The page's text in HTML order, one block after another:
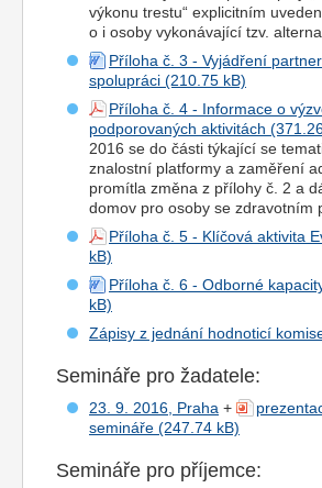
výkonu trestu“ explicitním
o i osoby vykonávající tzv.
Příloha č. 3 - Vyjádření
spolupráci
Příloha č. 4 - Informace o
podporovaných aktivitách
2016 se do části týkající se
znalostní platformy a zaměření
promítla změna z přílohy č. 2 a
domov pro osoby se zdravotním
Příloha č. 5 - Klíčová aktivita
Příloha č. 6 - Odborné
Zápisy z jednání hodnoticí
Semináře pro žadatele:
23. 9. 2016, Praha +
semináře
Semináře pro příjemce: